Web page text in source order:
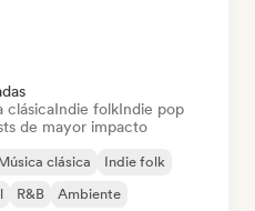
clásicaIndie folkIndie pop
de mayor impacto
clásica
Indie folk
R&B Ambiente